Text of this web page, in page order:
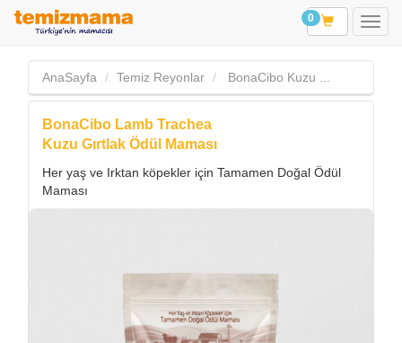
0
AnaSayfa Temiz Reyonlar BonaCibo Kuzu ...
BonaCibo Lamb Trachea
Kuzu Gırtlak Ödül Maması
Her yaş ve Irktan köpekler için Tamamen Doğal Ödül
Maması